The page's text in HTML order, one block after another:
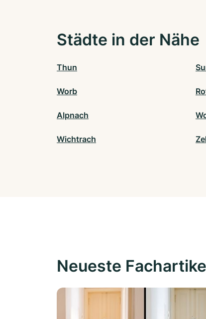
Städte in der Nähe
Thun
Worb
Alpnach
Wichtrach
Neueste